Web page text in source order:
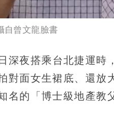
自曾文龍臉書
深夜搭乘台北捷運時
對面女生裙底、還放
名的「博士級地產